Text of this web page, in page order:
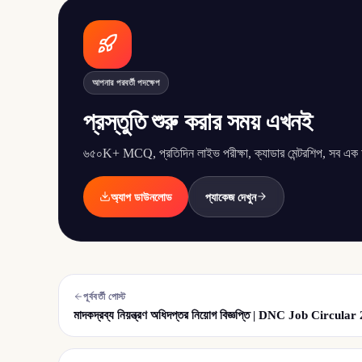
আপনার পরবর্তী পদক্ষেপ
প্রস্তুতি শুরু করার সময় এখনই
৬৫০K+ MCQ, প্রতিদিন লাইভ পরীক্ষা, ক্যাডার মেন্টরশিপ, সব এক
অ্যাপ ডাউনলোড প্যাকেজ দেখুন
পূর্ববর্তী পোস্ট
মাদকদ্রব্য নিয়ন্ত্রণ অধিদপ্তর নিয়োগ বিজ্ঞপ্তি | DNC Job